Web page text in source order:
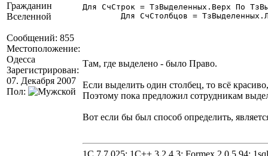
Гражданин
Вселенной
Сообщений: 855
Местоположение:
Одесса
Зарегистрирован:
07. Декабря 2007
Пол:
Для СчСтрок = ТзВыделенных.Верх По
Для СчСтолбцов =
Там, где выделено - было Право.
Если выделить один столбец, то всё
Поэтому пока предложил сотрудникам
Вот если бы был способ определить,
1C 7.7.025; 1C++ 3.2.4.3; Formex 2.0.5.94;